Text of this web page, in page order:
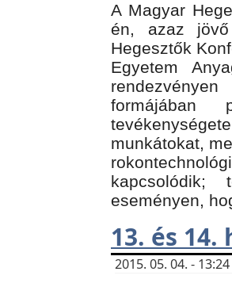
A Magyar
én, azaz
Hegesztők
Egyetem
formájában
munkátokat,
eseményen,
13. és
2015. 05. 04. -